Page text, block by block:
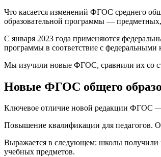
Что касается изменений ФГОС среднего
образовательной программы —
С января 2023 года применяются
программы в соответствие с федеральными
Мы изучили новые ФГОС, сравнили их со
Новые ФГОС общего
Ключевое отличие новой редакции ФГОС —
Повышение квалификации для педагогов.
Выражается в следующем: школы получили
учебных предметов.